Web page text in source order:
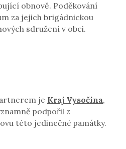
obnově. Poděkování
za jejich brigádnickou
sdružení v obci.
je Kraj Vysočina,
podpořil z
této jedinečné památky.